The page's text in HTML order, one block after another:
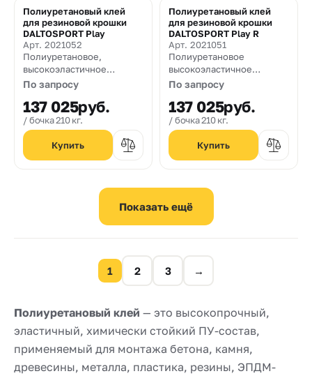
Полиуретановый клей
для резиновой крошки
DALTOSPORT Play
Арт. 2021052
Полиуретановое,
высокоэластичное
связующее для устройства
покрытий на основе
резиновой и каучуковой
крошки
По запросу
137 025руб.
бочка 210 кг.
Полиуретановый клей
для резиновой крошки
DALTOSPORT Play R
Арт. 2021051
Полиуретановое
высокоэластичное
связующее для устройства
покрытий на основе
резиновой и каучуковой
крошки в условиях
холодной погоды.
По запросу
137 025руб.
бочка 210 кг.
1 2 3 →
Полиуретановый клей — это высокопрочный,
эластичный, химически стойкий ПУ-состав,
применяемый для монтажа бетона, камня,
древесины, металла, пластика, резины, ЭПДМ-